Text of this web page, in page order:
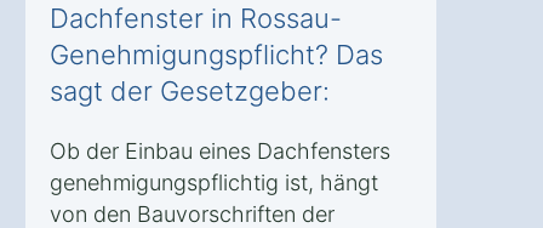
Dachfenster in Rossau-
Genehmigungspflicht? Das
sagt der Gesetzgeber:
Ob der Einbau eines Dachfensters
genehmigungspflichtig ist, hängt
von den Bauvorschriften der